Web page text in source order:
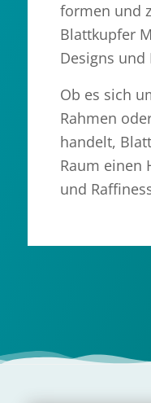
formen und
Blattkupfer
Designs und
Ob es sich
Rahmen
handelt,
Raum einen
und